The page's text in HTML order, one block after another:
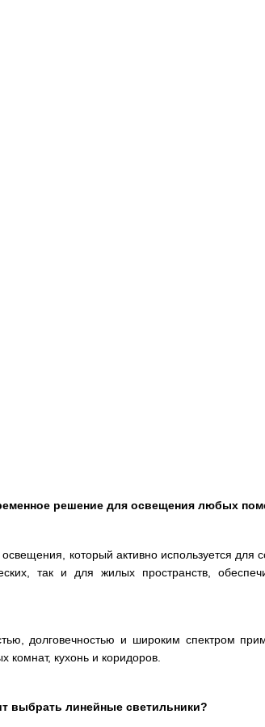
решение для освещения любых
который активно используется
так и для жилых пространств,
долговечностью и широким спектром
комнат, кухонь и коридоров.
выбрать линейные светильники?